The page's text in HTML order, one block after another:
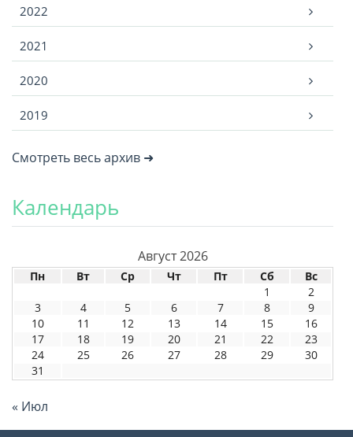
2022
2021
2020
2019
Смотреть весь архив ➜
Календарь
Август 2026
Пн Вт Ср Чт Пт Сб
Вс
1
2
3
4 5 6 7 8
9
10
11 12 13 14 15
16
17
18 19 20 21 22
23
24
25 26 27 28 29
30
31
« Июл